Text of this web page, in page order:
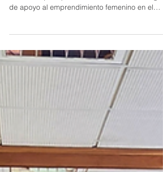
Mujeres que dejan huella
tilenenses para presentar una nueva estrategia
de apoyo al emprendimiento femenino en el
territorio, dar a conocer las oportunidades que
ofrece y crear un espacio de participación,
intercambio y colaboración en Montañas del
Teleno. La jornada tendrá lugar en el Centro
Cultural Ermita del Cristo, de Lagunas de
Somoza, el sábado, 8 de agosto de 2026, con
siguiente programa: 11:30 h. Recepción de
asistentes. 11:45 h. Inauguraci